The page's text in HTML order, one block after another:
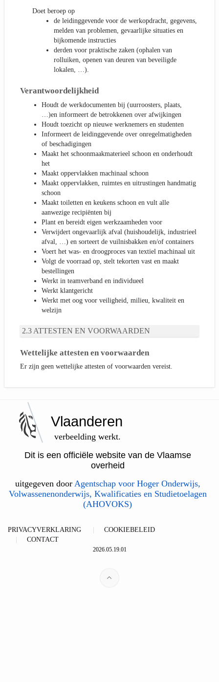
Doet beroep op
de leidinggevende voor de werkopdracht, gegevens,
melden van problemen, gevaarlijke situaties en
bijkomende instructies
derden voor praktische zaken (ophalen van
rolluiken, openen van deuren van beveiligde
lokalen, …).
Verantwoordelijkheid
Houdt de werkdocumenten bij (uurroosters, plaats,
…)en informeert de betrokkenen over afwijkingen
Houdt toezicht op nieuwe werknemers en studenten
Informeert de leidinggevende over onregelmatigheden
of beschadigingen
Maakt het schoonmaakmaterieel schoon en onderhoudt
het
Maakt oppervlakken machinaal schoon
Maakt oppervlakken, ruimtes en uitrustingen handmatig
schoon
Maakt toiletten en keukens schoon en vult alle
aanwezige recipiënten bij
Plant en bereidt eigen werkzaamheden voor
Verwijdert ongevaarlijk afval (huishoudelijk, industrieel
afval, …) en sorteert de vuilnisbakken en/of containers
Voert het was- en droogproces van textiel machinaal uit
Volgt de voorraad op, stelt tekorten vast en maakt
bestellingen
Werkt in teamverband en individueel
Werkt klantgericht
Werkt met oog voor veiligheid, milieu, kwaliteit en
welzijn
ATTESTEN EN VOORWAARDEN
Wettelijke attesten en voorwaarden
Er zijn geen wettelijke attesten of voorwaarden vereist.
Vlaanderen
verbeelding werkt.
Dit is een officiële website van de Vlaamse
overheid
uitgegeven door Agentschap voor Hoger Onderwijs,
Volwassenenonderwijs, Kwalificaties en Studietoelagen
(AHOVOKS)
PRIVACYVERKLARING
COOKIEBELEID
CONTACT
2026.05.19.01